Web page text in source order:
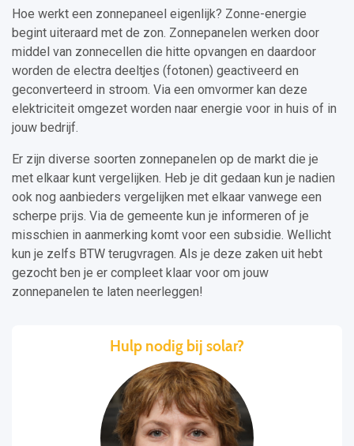
Hoe werkt een zonnepaneel eigenlijk? Zonne-energie
begint uiteraard met de zon. Zonnepanelen werken door
middel van zonnecellen die hitte opvangen en daardoor
worden de electra deeltjes (fotonen) geactiveerd en
geconverteerd in stroom. Via een omvormer kan deze
elektriciteit omgezet worden naar energie voor in huis of in
jouw bedrijf.
Er zijn diverse soorten zonnepanelen op de markt die je
met elkaar kunt vergelijken. Heb je dit gedaan kun je nadien
ook nog aanbieders vergelijken met elkaar vanwege een
scherpe prijs. Via de gemeente kun je informeren of je
misschien in aanmerking komt voor een subsidie. Wellicht
kun je zelfs BTW terugvragen. Als je deze zaken uit hebt
gezocht ben je er compleet klaar voor om jouw
zonnepanelen te laten neerleggen!
Hulp nodig bij solar?